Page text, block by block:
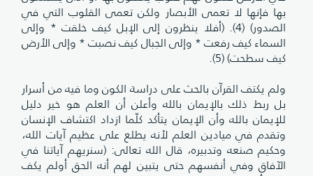
بها فإنها لا تعمى الأبصار ولكن تعمى القلوب التي في
الصدور) (4). (أفلا ينظرون إلى الإبل كيف خلقت * وإلى
السماء كيف رفعت * وإلى الجبال كيف نصبت * وإلى الأرض
كيف سطحت) (5).
ولم يكتف القرآن بالحث على دراسة الكون وما فيه من أسرار
بل ربط ذلك بالإيمان بالله وأعلن أن العلم هو خير دليل
للإيمان بالله وأن الإيمان يتأكد كلّما ازداد اكتشاف الإنسان
وتقدم في ميادين العلم لأنه يطلع على عظيم آيات الله،
وحكيم صنعه وتدبيره، قال الله تعالى: (سنريهم آياتنا في
الآفاق وفي أنفسهم حتى يتبين لهم أنه الحق أولم يكف